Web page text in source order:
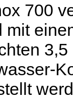
700
mit